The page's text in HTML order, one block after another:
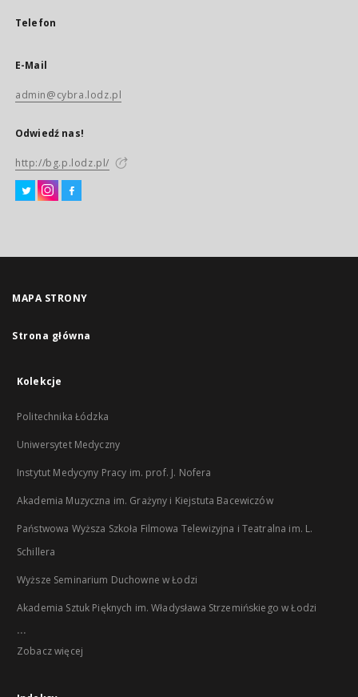
Telefon
E-Mail
admin@cybra.lodz.pl
Odwiedź nas!
http://bg.p.lodz.pl/
MAPA STRONY
Strona główna
Kolekcje
Politechnika Łódzka
Uniwersytet Medyczny
Instytut Medycyny Pracy im. prof. J. Nofera
Akademia Muzyczna im. Grażyny i Kiejstuta Bacewiczów
Państwowa Wyższa Szkoła Filmowa Telewizyjna i Teatralna im. L.
Schillera
Wyższe Seminarium Duchowne w Łodzi
Akademia Sztuk Pięknych im. Władysława Strzemińskiego w Łodzi
...
Zobacz więcej